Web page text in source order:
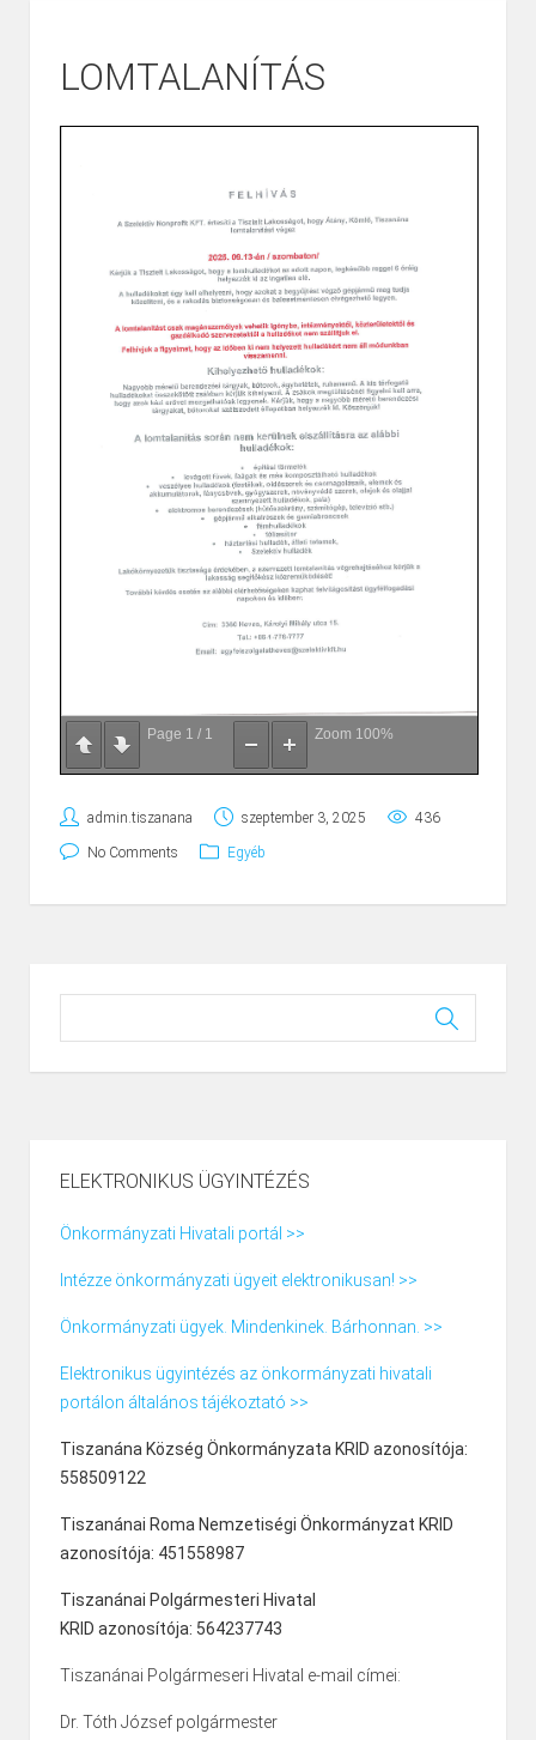
LOMTALANÍTÁS
Page 1 / 1 Zoom 100%
admin.tiszanana szeptember 3, 2025 436
No Comments Egyéb
ELEKTRONIKUS ÜGYINTÉZÉS
Önkormányzati Hivatali portál >>
Intézze önkormányzati ügyeit elektronikusan! >>
Önkormányzati ügyek. Mindenkinek. Bárhonnan. >>
Elektronikus ügyintézés az önkormányzati hivatali
portálon általános tájékoztató >>
Tiszanána Község Önkormányzata KRID azonosítója:
558509122
Tiszanánai Roma Nemzetiségi Önkormányzat KRID
azonosítója: 451558987
Tiszanánai Polgármesteri Hivatal
KRID azonosítója: 564237743
Tiszanánai Polgármeseri Hivatal e-mail címei:
Dr. Tóth József polgármester